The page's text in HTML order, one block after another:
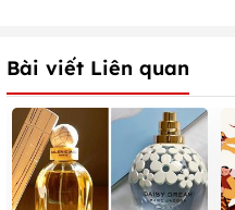
Bài viết Liên quan